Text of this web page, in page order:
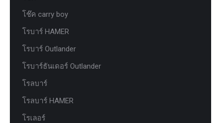
โช๊ค carry boy
โรบาร์ HAMER
โรบาร์ Outlander
โรบาร์ธันเดอร์ Outlander
โรลบาร์
โรลบาร์ HAMER
โรเลอร์